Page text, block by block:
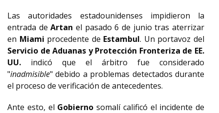
Las autoridades estadounidenses impidieron la
entrada deArtan el pasado 6 de junio tras aterrizar
en Miami procedente de Estambul. Un portavoz del
Servicio de Aduanas y Protección Fronteriza de EE.
UU. indicó que el árbitro fue considerado
"inadmisible" debido a problemas detectados durante
el proceso de verificación de antecedentes.
Ante esto, el Gobierno somalí calificó el incidente de